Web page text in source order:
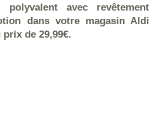
avec revêtement
dans votre magasin Aldi
de 29,99€.